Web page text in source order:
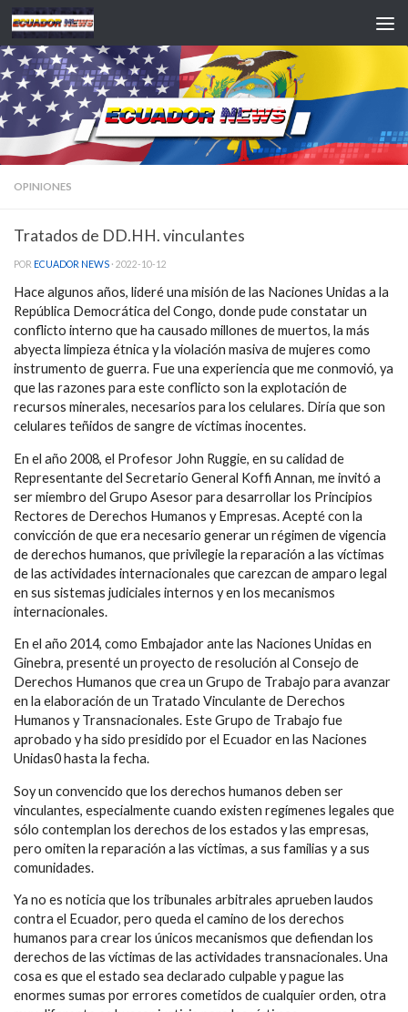
Saltar al contenido
OPINIONES
Tratados de DD.HH. vinculantes
POR ECUADOR NEWS · 2022-10-12
Hace algunos años, lideré una misión de las Naciones Unidas a la
República Democrática del Congo, donde pude constatar un
conflicto interno que ha causado millones de muertos, la más
abyecta limpieza étnica y la violación masiva de mujeres como
instrumento de guerra. Fue una experiencia que me conmovió, ya
que las razones para este conflicto son la explotación de
recursos minerales, necesarios para los celulares. Diría que son
celulares teñidos de sangre de víctimas inocentes.
En el año 2008, el Profesor John Ruggie, en su calidad de
Representante del Secretario General Koffi Annan, me invitó a
ser miembro del Grupo Asesor para desarrollar los Principios
Rectores de Derechos Humanos y Empresas. Acepté con la
convicción de que era necesario generar un régimen de vigencia
de derechos humanos, que privilegie la reparación a las víctimas
de las actividades internacionales que carezcan de amparo legal
en sus sistemas judiciales internos y en los mecanismos
internacionales.
En el año 2014, como Embajador ante las Naciones Unidas en
Ginebra, presenté un proyecto de resolución al Consejo de
Derechos Humanos que crea un Grupo de Trabajo para avanzar
en la elaboración de un Tratado Vinculante de Derechos
Humanos y Transnacionales. Este Grupo de Trabajo fue
aprobado y ha sido presidido por el Ecuador en las Naciones
Unidas0 hasta la fecha.
Soy un convencido que los derechos humanos deben ser
vinculantes, especialmente cuando existen regímenes legales que
sólo contemplan los derechos de los estados y las empresas,
pero omiten la reparación a las víctimas, a sus familias y a sus
comunidades.
Ya no es noticia que los tribunales arbitrales aprueben laudos
contra el Ecuador, pero queda el camino de los derechos
humanos para crear los únicos mecanismos que defiendan los
derechos de las víctimas de las actividades transnacionales. Una
cosa es que el estado sea declarado culpable y pague las
enormes sumas por errores cometidos de cualquier orden, otra